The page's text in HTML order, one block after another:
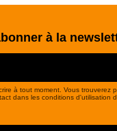
à la
à tout moment. Vous trouverez
dans les conditions d'utilisation